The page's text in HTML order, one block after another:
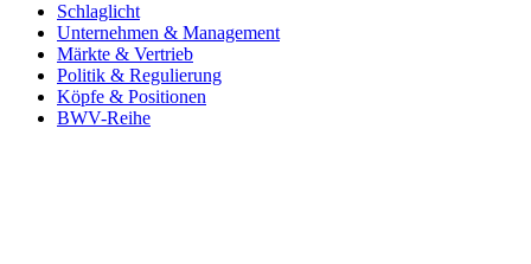
Schlaglicht
Unternehmen & Management
Märkte & Vertrieb
Politik & Regulierung
Köpfe & Positionen
BWV-Reihe